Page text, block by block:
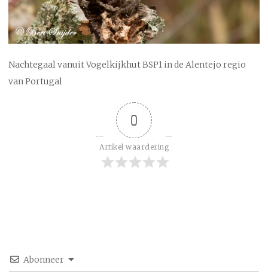
Nachtegaal vanuit Vogelkijkhut BSP1 in de Alentejo regio
van Portugal
0
Artikel waardering
Abonneer